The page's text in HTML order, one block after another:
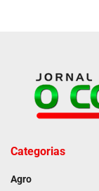
Categorias
Agro